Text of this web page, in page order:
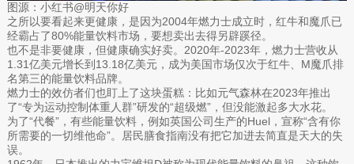
图源：小红书@明天你好
之所以要看起来更健康，是因为2004年燃力士成立时，红牛和魔爪已
经霸占了80%能量饮料市场，要想卖出去得另辟蹊径。
也不是非要健康，但健康确实好卖。2020年-2023年，燃力士营收从
1.31亿美元增长到13.18亿美元，成为美国市场仅次于红牛、M魔爪排
名第三的能量饮料品牌。
燃力士的效仿者们也盯上了这块蛋糕：比如元气森林在2023年推出
了“专为运动控制体重人群”研发的“超级燃”，但没能激起多大水花。
为了“代餐”，有些能量饮料，例如英国公司生产的Huel，宣称“含有你
所需要的一切维他命”。居民膳食指南没有把它加进去简直是天大的失
误。